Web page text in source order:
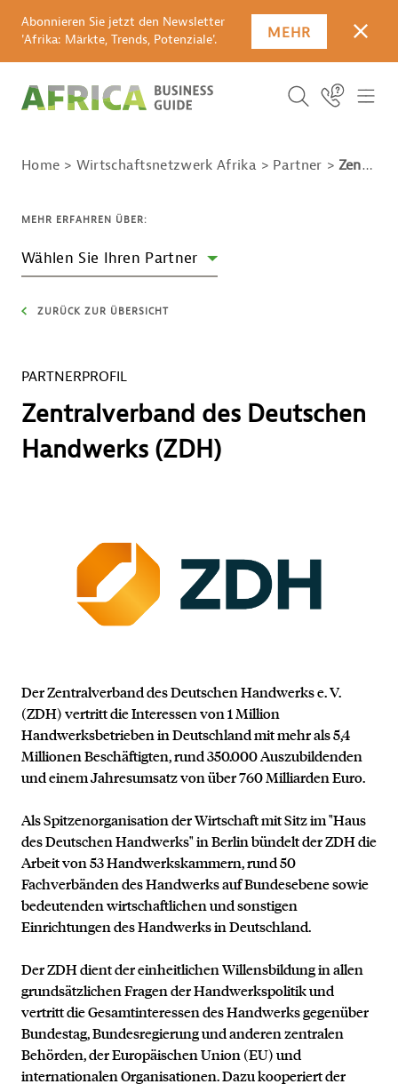
Abonnieren Sie jetzt den Newsletter
'Afrika: Märkte, Trends, Potenziale'.
MEHR
ICON
SUCHBEGRIFF
SUCHEN
Icon Link
Home Wirtschaftsnetzwerk Afrika Partner Zentralverband des Deutschen Handwerks (ZDH)
MEHR ERFAHREN ÜBER:
Wählen Sie Ihren Partner
ZURÜCK ZUR ÜBERSICHT
PARTNERPROFIL
Zentralverband des Deutschen
Handwerks (ZDH)
Der Zentralverband des Deutschen Handwerks e. V.
(ZDH) vertritt die Interessen von 1 Million
Handwerksbetrieben in Deutschland mit mehr als 5,4
Millionen Beschäftigten, rund 350.000 Auszubildenden
und einem Jahresumsatz von über 760 Milliarden Euro.
Als Spitzenorganisation der Wirtschaft mit Sitz im "Haus
des Deutschen Handwerks" in Berlin bündelt der ZDH die
Arbeit von 53 Handwerkskammern, rund 50
Fachverbänden des Handwerks auf Bundesebene sowie
bedeutenden wirtschaftlichen und sonstigen
Einrichtungen des Handwerks in Deutschland.
Der ZDH dient der einheitlichen Willensbildung in allen
grundsätzlichen Fragen der Handwerkspolitik und
vertritt die Gesamtinteressen des Handwerks gegenüber
Bundestag, Bundesregierung und anderen zentralen
Behörden, der Europäischen Union (EU) und
internationalen Organisationen. Dazu kooperiert der